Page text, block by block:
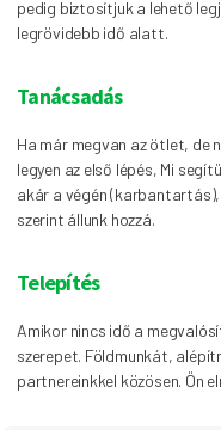
pedig biztosítjuk a lehető
legrövidebb idő alatt.
Tanácsadás
Ha már megvan az ötlet, de
legyen az első lépés, Mi
akár a végén
szerint állunk hozzá.
Telepítés
Amikor nincs idő a
szerepet. Földmunkát,
partnereinkkel közösen. Ön